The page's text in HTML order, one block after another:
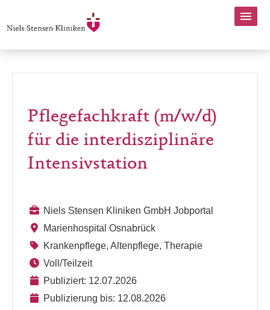
Pflegefachkraft (m/w/d)
für die interdisziplinäre
Intensivstation
Niels Stensen Kliniken GmbH Jobportal
Marienhospital Osnabrück
Krankenpflege, Altenpflege, Therapie
Voll/Teilzeit
Publiziert: 12.07.2026
Publizierung bis: 12.08.2026